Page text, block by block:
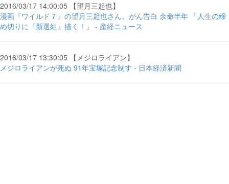
2016/03/17 14:00:05 【望月三起也】
漫画『ワイルド７』の望月三起也さん、がん告白 余命半年 「人生の締
め切りに『新選組』描く！」 - 産経ニュース
2016/03/17 13:30:05 【メジロライアン】
メジロライアンが死ぬ 91年宝塚記念制す - 日本経済新聞